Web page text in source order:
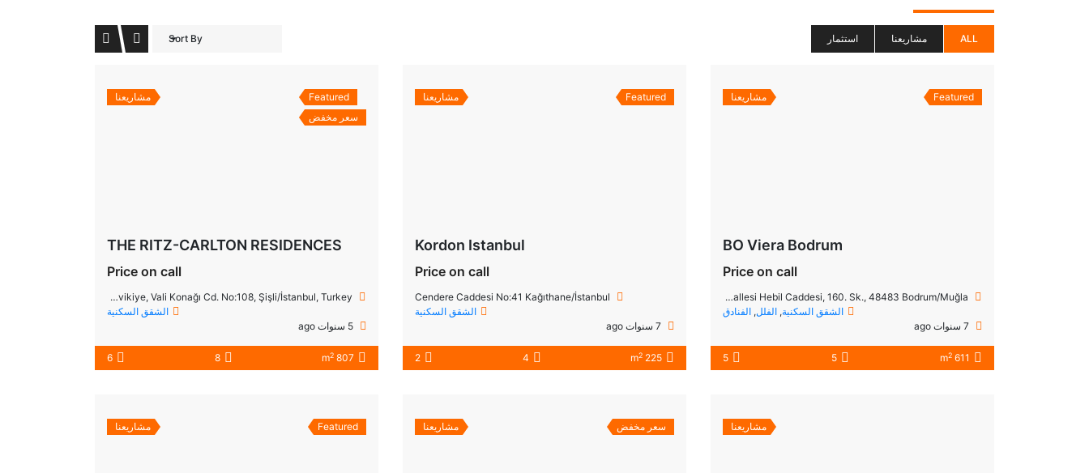
ALL مشاريعنا استثمار Sort By
Featured
سعر مخفض
مشاريعنا
THE RITZ-CARLTON RESIDENCES
Price on call
Teşvikiye, Vali Konağı Cd. No:108, Şişli/İstanbul, Turkey
الشقق السكنية
807 m
2
8
6
Featured مشاريعنا
Kordon Istanbul
Price on call
Cendere Caddesi No:41 Kağıthane/İstanbul
الشقق السكنية
225 m
2
4
2
Featured مشاريعنا
BO Viera Bodrum
Price on call
Göltürkbükü Mahallesi Hebil Caddesi, 160. Sk., 48483 Bodrum/Muğla
الشقق السكنية, الفلل, الفنادق
611 m
2
5
5
Featured مشاريعنا سعر مخفض مشاريعنا مشاريعنا